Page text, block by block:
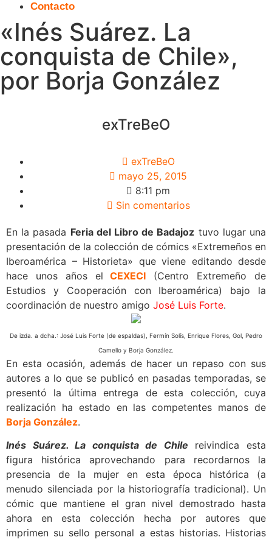
Contacto
«Inés Suárez. La
conquista de Chile»,
por Borja González
exTreBeO
exTreBeO
mayo 25, 2015
8:11 pm
Sin comentarios
En la pasada Feria del Libro de Badajoz tuvo lugar una
presentación de la colección de cómics «Extremeños en
Iberoamérica – Historieta» que viene editando desde
hace unos años el
CEXECI (Centro Extremeño de
Estudios y Cooperación con Iberoamérica) bajo la
coordinación de nuestro amigo José Luis Forte.
De izda. a dcha.: José Luis Forte (de espaldas), Fermín Solís, Enrique Flores, Gol, Pedro
Camello y Borja González.
En esta ocasión, además de hacer un repaso con sus
autores a lo que se publicó en pasadas temporadas, se
presentó la última entrega de esta colección, cuya
realización ha estado en las competentes manos de
Borja González.
Inés Suárez. La conquista de Chile reivindica esta
figura histórica aprovechando para recordarnos la
presencia de la mujer en esta época histórica (a
menudo silenciada por la historiografía tradicional). Un
cómic que mantiene el gran nivel demostrado hasta
ahora en esta colección hecha por autores que
imprimen su sello personal a estas historias. Historias